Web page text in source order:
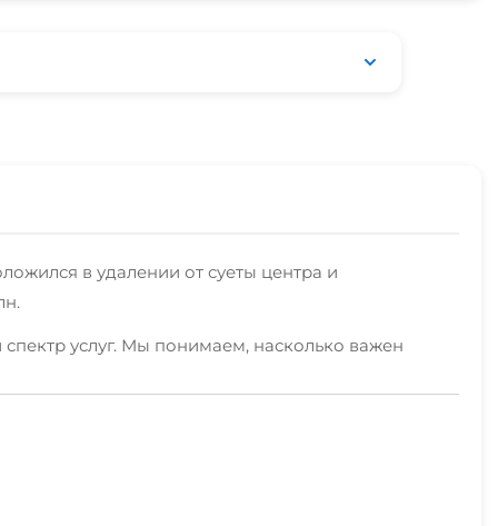
в удалении от суеты центра и
услуг. Мы понимаем, насколько важен
Поддерживать чистоту и свежесть ваших